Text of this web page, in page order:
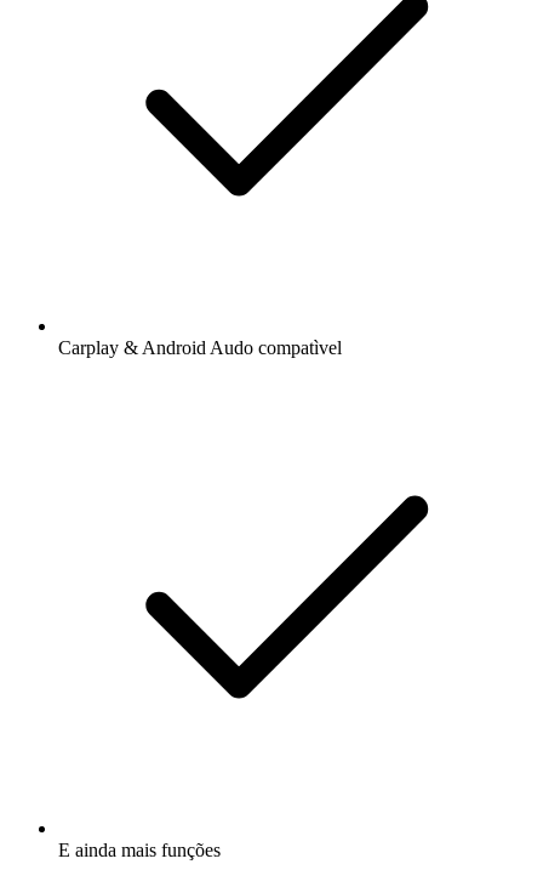
Carplay & Android Audo compatìvel
E ainda mais funções